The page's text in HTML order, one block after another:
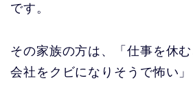
です。
その家族の方は、「仕事を休む
会社をクビになりそうで怖い